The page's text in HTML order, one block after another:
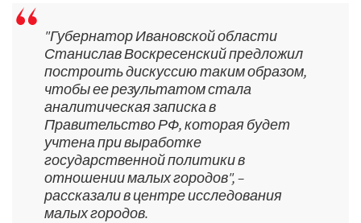
"Губернатор Ивановской области
Станислав Воскресенский предложил
построить дискуссию таким образом,
чтобы ее результатом стала
аналитическая записка в
Правительство РФ, которая будет
учтена при выработке
государственной политики в
отношении малых городов", –
рассказали в центре исследования
малых городов.